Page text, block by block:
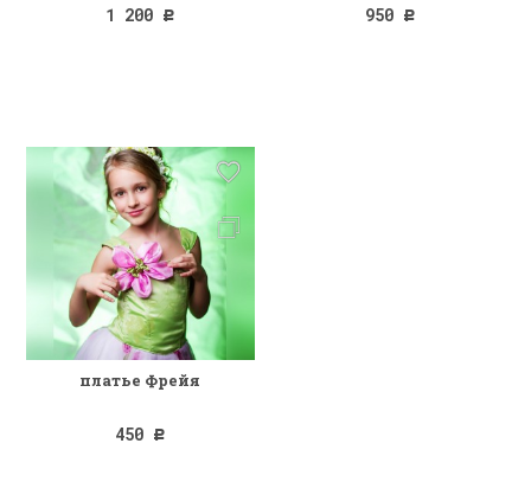
1 200 Р 950 Р
платье Фрейя
450 Р